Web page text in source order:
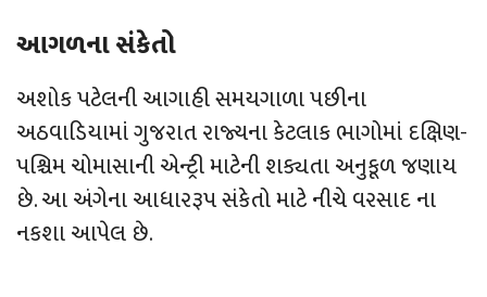
આગળના સંકેતો
અશોક પટેલની આગાહી સમયગાળા પછીના
અઠવાડિયામાં ગુજરાત રાજ્યના કેટલાક ભાગોમાં દક્ષિણ-
પશ્ચિમ ચોમાસાની એન્ટ્રી માટેની શક્યતા અનુકૂળ જણાય
છે. આ અંગેના આધારરૂપ સંકેતો માટે નીચે વરસાદ ના
નકશા આપેલ છે.